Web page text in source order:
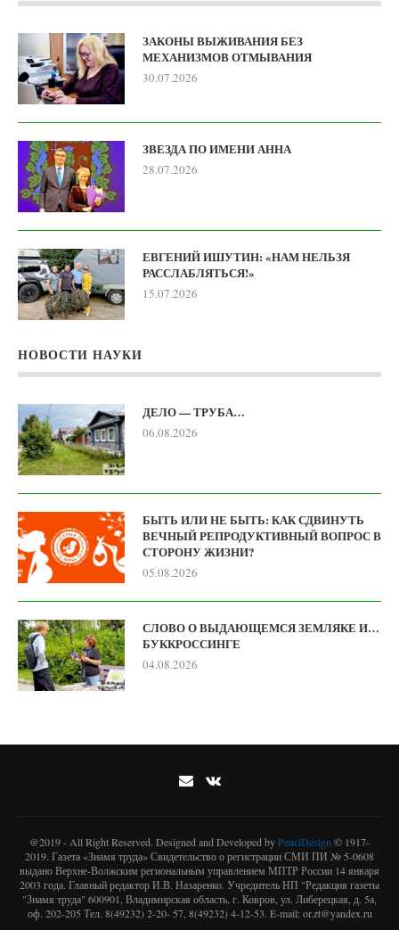
ЗАКОНЫ ВЫЖИВАНИЯ БЕЗ
МЕХАНИЗМОВ ОТМЫВАНИЯ
30.07.2026
ЗВЕЗДА ПО ИМЕНИ АННА
28.07.2026
ЕВГЕНИЙ ИШУТИН: «НАМ НЕЛЬЗЯ
РАССЛАБЛЯТЬСЯ!»
15.07.2026
НОВОСТИ НАУКИ
ДЕЛО — ТРУБА…
06.08.2026
БЫТЬ ИЛИ НЕ БЫТЬ: КАК СДВИНУТЬ
ВЕЧНЫЙ РЕПРОДУКТИВНЫЙ ВОПРОС В
СТОРОНУ ЖИЗНИ?
05.08.2026
СЛОВО О ВЫДАЮЩЕМСЯ ЗЕМЛЯКЕ И…
БУККРОССИНГЕ
04.08.2026
@2019 - All Right Reserved. Designed and Developed byPenciDesign © 1917-
2019. Газета «Знамя труда» Свидетельство о регистрации СМИ ПИ № 5-0608
выдано Верхне-Волжским региональным управлением МПТР России 14 января
2003 года. Главный редактор И.В. Назаренко. Учредитель НП "Редакция газеты
"Знамя труда" 600901, Владимирская область, г. Ковров, ул. Либерецкая, д. 5а,
оф. 202-205 Тел. 8(49232) 2-20- 57, 8(49232) 4-12-53. E-mail: or.zt@yandex.ru